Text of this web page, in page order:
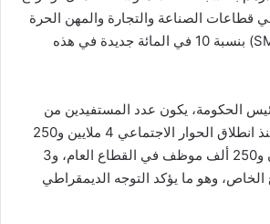
قطاعات الصناعة والتجارة والمهن الحرة
(SMIG) والفلاحة (SMAG) بنسبة 10 في المائة جديدة في هذه
الحكومة، يكون عدد المستفيدين من
تحسين الدخل قد بلغ منذ انطلاق الحوار الاجتماعي 4 ملايين و250
ألفا، من ضمنهم مليون و250 ألف موظف في القطاع العام، و3
الخاص، وهو ما يؤكد التوجه الديمقراطي